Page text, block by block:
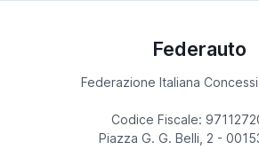
Federauto
Federazione Italiana
Codice Fiscale:
Piazza G. G. Belli, 2 -